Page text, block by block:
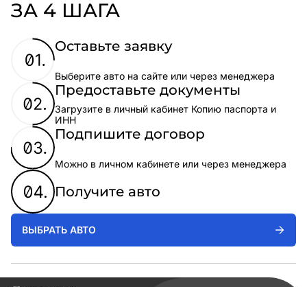
ЗА 4 ШАГА
Оставьте заявку
Выберите авто на сайте или через менеджера
Предоставьте документы
Загрузите в личный кабинет Копию паспорта и
ИНН
Подпишите договор
Можно в личном кабинете или через менеджера
Получите авто
ВЫБРАТЬ АВТО